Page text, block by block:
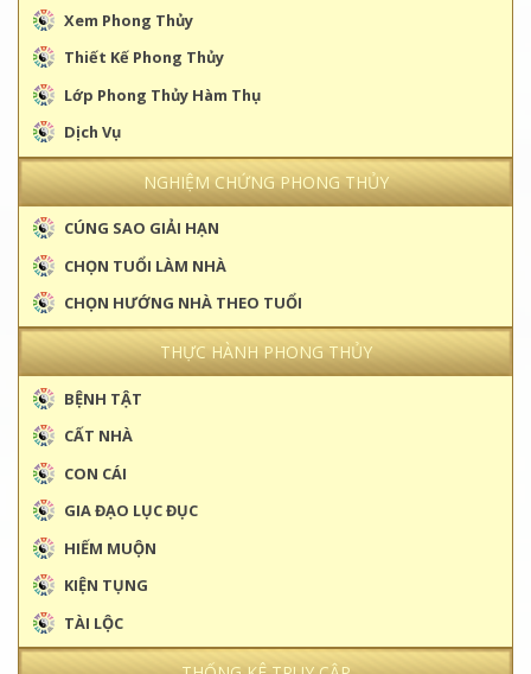
NGHIỆM CHỨNG PHONG THỦY
CHỌN HƯỚNG NHÀ THEO TUỔI
THỰC HÀNH PHONG THỦY
CON CÁI
GIA ĐẠO LỤC ĐỤC
HIẾM MUỘN
KIỆN TỤNG
TÀI LỘC
THỐNG KÊ TRUY CẬP
Hôm nay : 215